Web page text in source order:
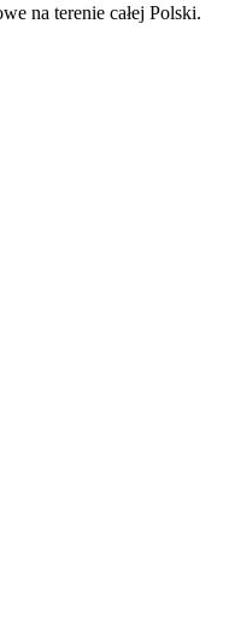
na terenie całej Polski.